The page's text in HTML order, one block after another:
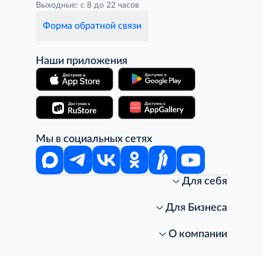
Выходные: с 8 до 22 часов
Форма обратной связи
Наши приложения
Мы в социальных сетях
Для себя
Стань клиентом METRO
Для Бизнеса
О компании